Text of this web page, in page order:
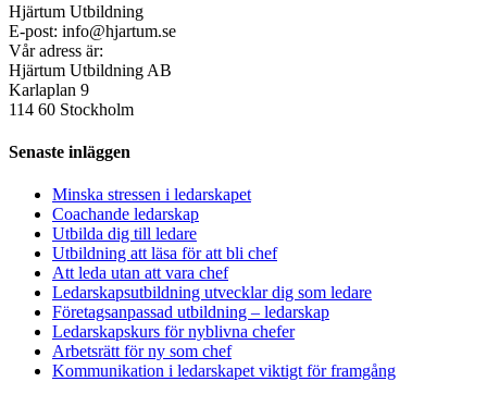
Hjärtum Utbildning
E-post: info@hjartum.se
Vår adress är:
Hjärtum Utbildning AB
Karlaplan 9
114 60 Stockholm
Senaste inläggen
Minska stressen i ledarskapet
Coachande ledarskap
Utbilda dig till ledare
Utbildning att läsa för att bli chef
Att leda utan att vara chef
Ledarskapsutbildning utvecklar dig som ledare
Företagsanpassad utbildning – ledarskap
Ledarskapskurs för nyblivna chefer
Arbetsrätt för ny som chef
Kommunikation i ledarskapet viktigt för framgång